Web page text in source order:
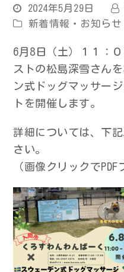
2024年5月29日
新着情報・お知らせ
6月8日（土）１１：
ストの松島深雪さん
ン式ドッグマッサー
トを開催します。
詳細については、下
さい。
（画像クリックで